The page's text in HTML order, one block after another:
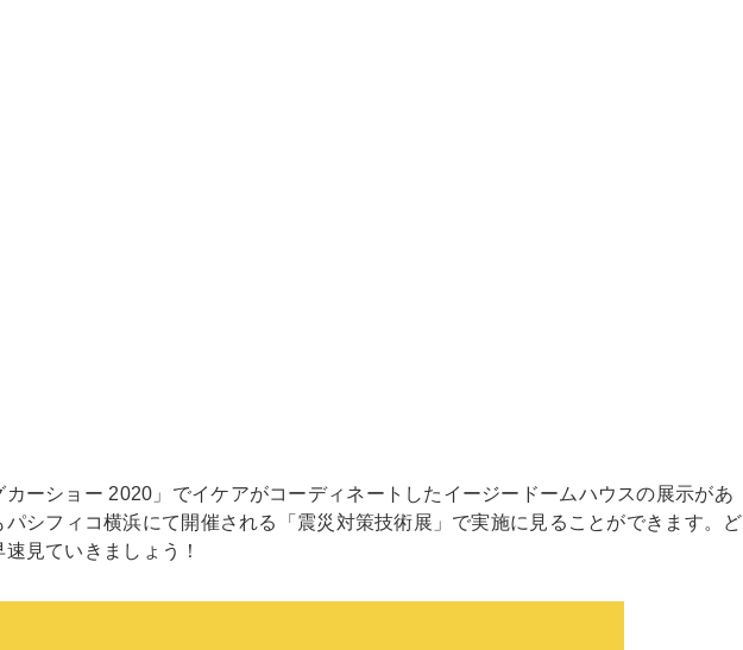
ーショー 2020」でイケアがコーディネートしたイージードームハウスの展示があ
パシフィコ横浜にて開催される「震災対策技術展」で実施に見ることができます。ど
見ていきましょう！